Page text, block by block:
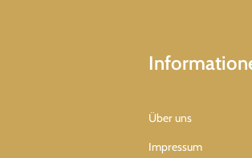
Über uns
Impressum